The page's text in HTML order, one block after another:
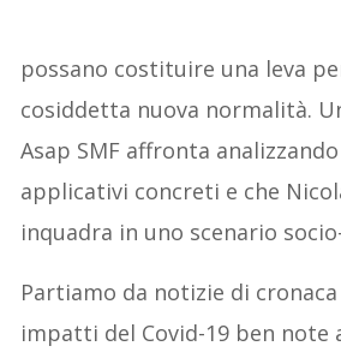
possano costituire una leva
cosiddetta nuova normalità.
Asap SMF affronta
applicativi concreti e che
inquadra in uno scenario
Partiamo da notizie di cronaca
impatti del Covid-19 ben note